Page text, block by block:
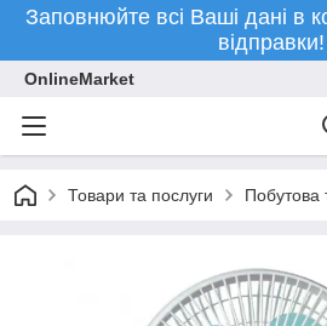
Заповнюйте всі Ваші дані в
відправки!
OnlineMarket
Товари та послуги Побутова